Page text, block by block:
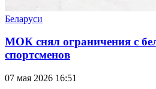
Беларуси
МОК снял ограничения с
спортсменов
07 мая 2026 16:51